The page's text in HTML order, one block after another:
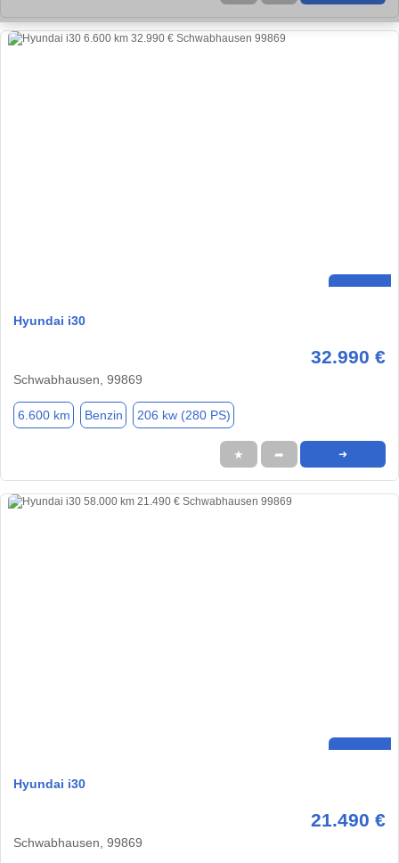
Hyundai i30
32.990 €
Schwabhausen, 99869
6.600 km Benzin 206 kw (280 PS)
★ ➦ ➜
Hyundai i30
21.490 €
Schwabhausen, 99869